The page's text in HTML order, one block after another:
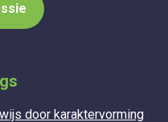
door karaktervorming